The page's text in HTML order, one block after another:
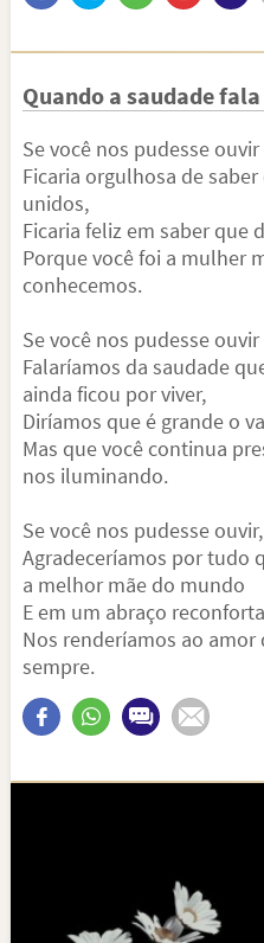
Quando a saudade
Se você nos pudesse
Ficaria orgulhosa de
unidos,
Ficaria feliz em saber que
Porque você foi a mulher
conhecemos.
Se você nos pudesse
Falaríamos da saudade
ainda ficou por viver,
Diríamos que é grande o
Mas que você continua
nos iluminando.
Se você nos pudesse
Agradeceríamos por tudo
a melhor mãe do mundo
E em um abraço
Nos renderíamos ao
sempre.